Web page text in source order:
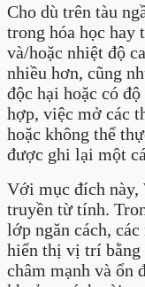
Cho dù trên tàu
trong hóa học hay
và/hoặc nhiệt độ
nhiều hơn, cũng
độc hại hoặc có
hợp, việc mở các
hoặc không thể
được ghi lại một
Với mục đích này,
truyền từ tính.
lớp ngăn cách,
hiển thị vị trí bằng
châm mạnh và ổn